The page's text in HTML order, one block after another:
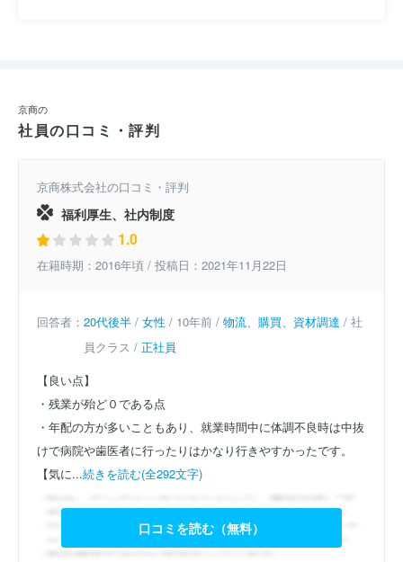
京商の
社員の口コミ・評判
京商株式会社の口コミ・評判
福利厚生、社内制度
1.0
在籍時期：2016年頃 / 投稿日：2021年11月22日
回答者： 20代後半 / 女性 / 10年前 / 物流、購買、資材調達 / 社
員クラス / 正社員
【良い点】
・残業が殆ど０である点
・年配の方が多いこともあり、就業時間中に体調不良時は中抜
けで病院や歯医者に行ったりはかなり行きやすかったです。
【気に...続きを読む(全292文字)
口コミを読む（無料）